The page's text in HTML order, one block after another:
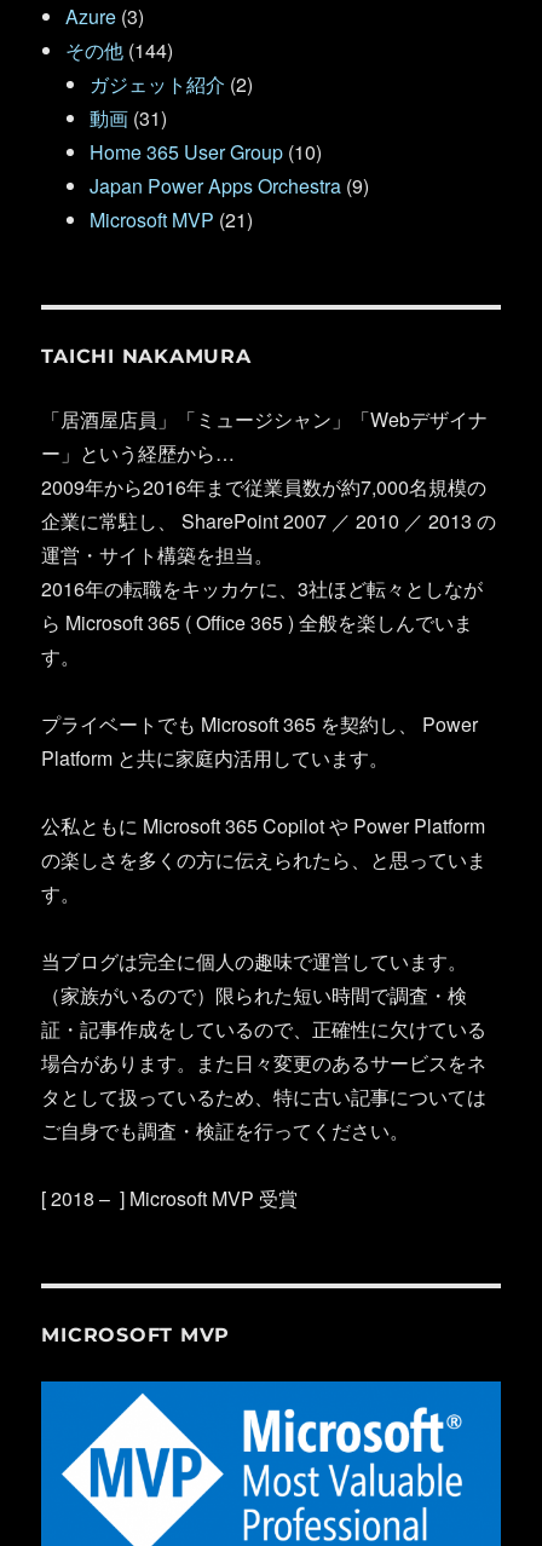
Azure (3)
その他 (144)
ガジェット紹介 (2)
動画 (31)
Home 365 User Group (10)
Japan Power Apps Orchestra (9)
Microsoft MVP (21)
TAICHI NAKAMURA
「居酒屋店員」「ミュージシャン」「Webデザイナ
ー」という経歴から…
2009年から2016年まで従業員数が約7,000名規模の
企業に常駐し、 SharePoint 2007 ／ 2010 ／ 2013 の
運営・サイト構築を担当。
2016年の転職をキッカケに、3社ほど転々としなが
ら Microsoft 365 ( Office 365 ) 全般を楽しんでいま
す。
プライベートでも Microsoft 365 を契約し、 Power
Platform と共に家庭内活用しています。
公私ともに Microsoft 365 Copilot や Power Platform
の楽しさを多くの方に伝えられたら、と思っていま
す。
当ブログは完全に個人の趣味で運営しています。
（家族がいるので）限られた短い時間で調査・検
証・記事作成をしているので、正確性に欠けている
場合があります。また日々変更のあるサービスをネ
タとして扱っているため、特に古い記事については
ご自身でも調査・検証を行ってください。
[ 2018 – ] Microsoft MVP 受賞
MICROSOFT MVP